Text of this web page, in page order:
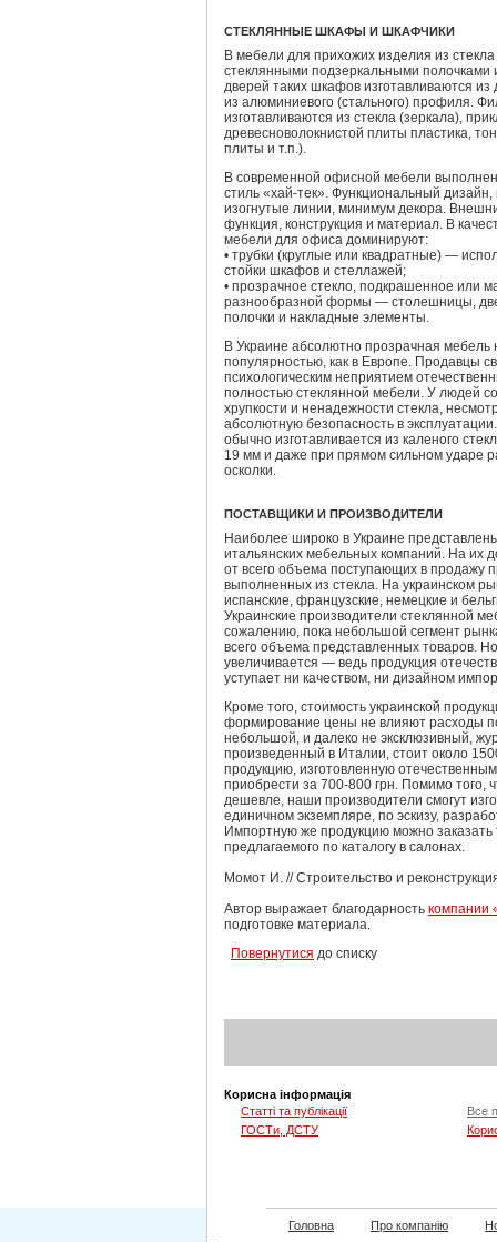
СТЕКЛЯННЫЕ ШКАФЫ И ШКАФЧИКИ
В мебели для прихожих изделия из
стеклянными подзеркальными
дверей таких шкафов изготавливаются
из алюминиевого (стального) профиля.
изготавливаются из стекла (зеркала),
древесноволокнистой плиты пластика,
плиты и т.п.).
В современной офисной мебели
стиль «хай-тек». Функциональный
изогнутые линии, минимум декора.
функция, конструкция и материал. В
мебели для офиса доминируют:
• трубки (круглые или квадратные) —
стойки шкафов и стеллажей;
• прозрачное стекло, подкрашенное или
разнообразной формы — столешницы,
полочки и накладные элементы.
В Украине абсолютно прозрачная мебель
популярностью, как в Европе. Продавцы
психологическим неприятием
полностью стеклянной мебели. У людей
хрупкости и ненадежности стекла,
абсолютную безопасность в
обычно изготавливается из каленого
19 мм и даже при прямом сильном ударе
осколки.
ПОСТАВЩИКИ И ПРОИЗВОДИТЕЛИ
Наиболее широко в Украине
итальянских мебельных компаний. На их
от всего объема поступающих в продажу
выполненных из стекла. На украинском
испанские, французские, немецкие и
Украинские производители стеклянной
сожалению, пока небольшой сегмент
всего объема представленных товаров.
увеличивается — ведь продукция
уступает ни качеством, ни дизайном
Кроме того, стоимость украинской
формирование цены не влияют расходы
небольшой, и далеко не эксклюзивный,
произведенный в Италии, стоит около
продукцию, изготовленную
приобрести за 700-800 грн. Помимо того,
дешевле, наши производители смогут
единичном экземпляре, по эскизу,
Импортную же продукцию можно заказать
предлагаемого по каталогу в салонах.
Момот И. // Строительство и
Автор выражает благодарность компании
подготовке материала.
Повернутися до списку
Корисна інформація
Статті та публікації
Все
ГОСТи, ДСТУ
Головна Про компанію